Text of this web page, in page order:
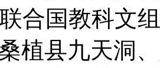
合国教科文
植县九天洞